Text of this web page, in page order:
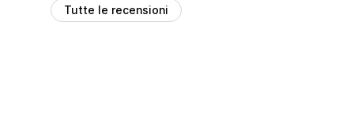
Tutte le recensioni